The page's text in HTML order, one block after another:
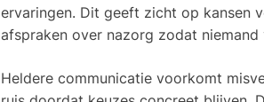
ervaringen. Dit geeft zicht op kansen
afspraken over nazorg zodat
Heldere communicatie voorkomt